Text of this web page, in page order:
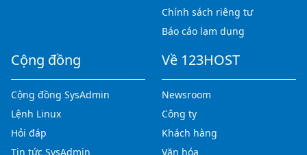
Chính sách riêng tư
Báo cáo lạm dụng
Cộng đồng
Cộng đồng SysAdmin
Lệnh Linux
Hỏi đáp
Tin tức SysAdmin
Về 123HOST
Newsroom
Công ty
Khách hàng
Văn hóa